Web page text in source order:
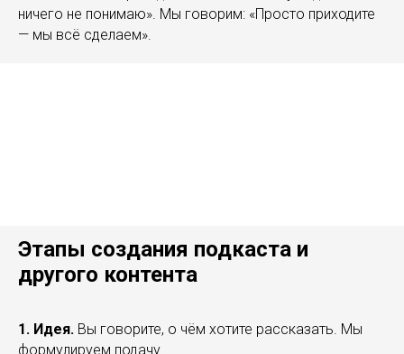
ничего не понимаю». Мы говорим: «Просто приходите
— мы всё сделаем».
Этапы создания подкаста и
другого контента
1. Идея. Вы говорите, о чём хотите рассказать. Мы
формулируем подачу.